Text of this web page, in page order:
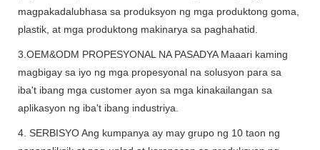
magpakadalubhasa sa produksyon ng mga produktong goma,
plastik, at mga produktong makinarya sa paghahatid.
3.OEM&ODM PROPESYONAL NA PASADYA Maaari kaming
magbigay sa iyo ng mga propesyonal na solusyon para sa
iba't ibang mga customer ayon sa mga kinakailangan sa
aplikasyon ng iba't ibang industriya.
4. SERBISYO Ang kumpanya ay may grupo ng 10 taon ng